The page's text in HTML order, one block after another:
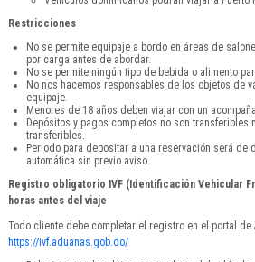
Restricciones
No se permite equipaje a bordo en áreas de
por carga antes de abordar.
No se permite ningún tipo de bebida o alimento
No nos hacemos responsables de los objetos de
equipaje.
Menores de 18 años deben viajar con un
Depósitos y pagos completos no son transferibles
transferibles.
Periodo para depositar a una reservación será de
automática sin previo aviso.
Registro obligatorio IVF (Identificación Vehicular
horas antes del viaje
Todo cliente debe completar el registro en el portal de
https://ivf.aduanas.gob.do/